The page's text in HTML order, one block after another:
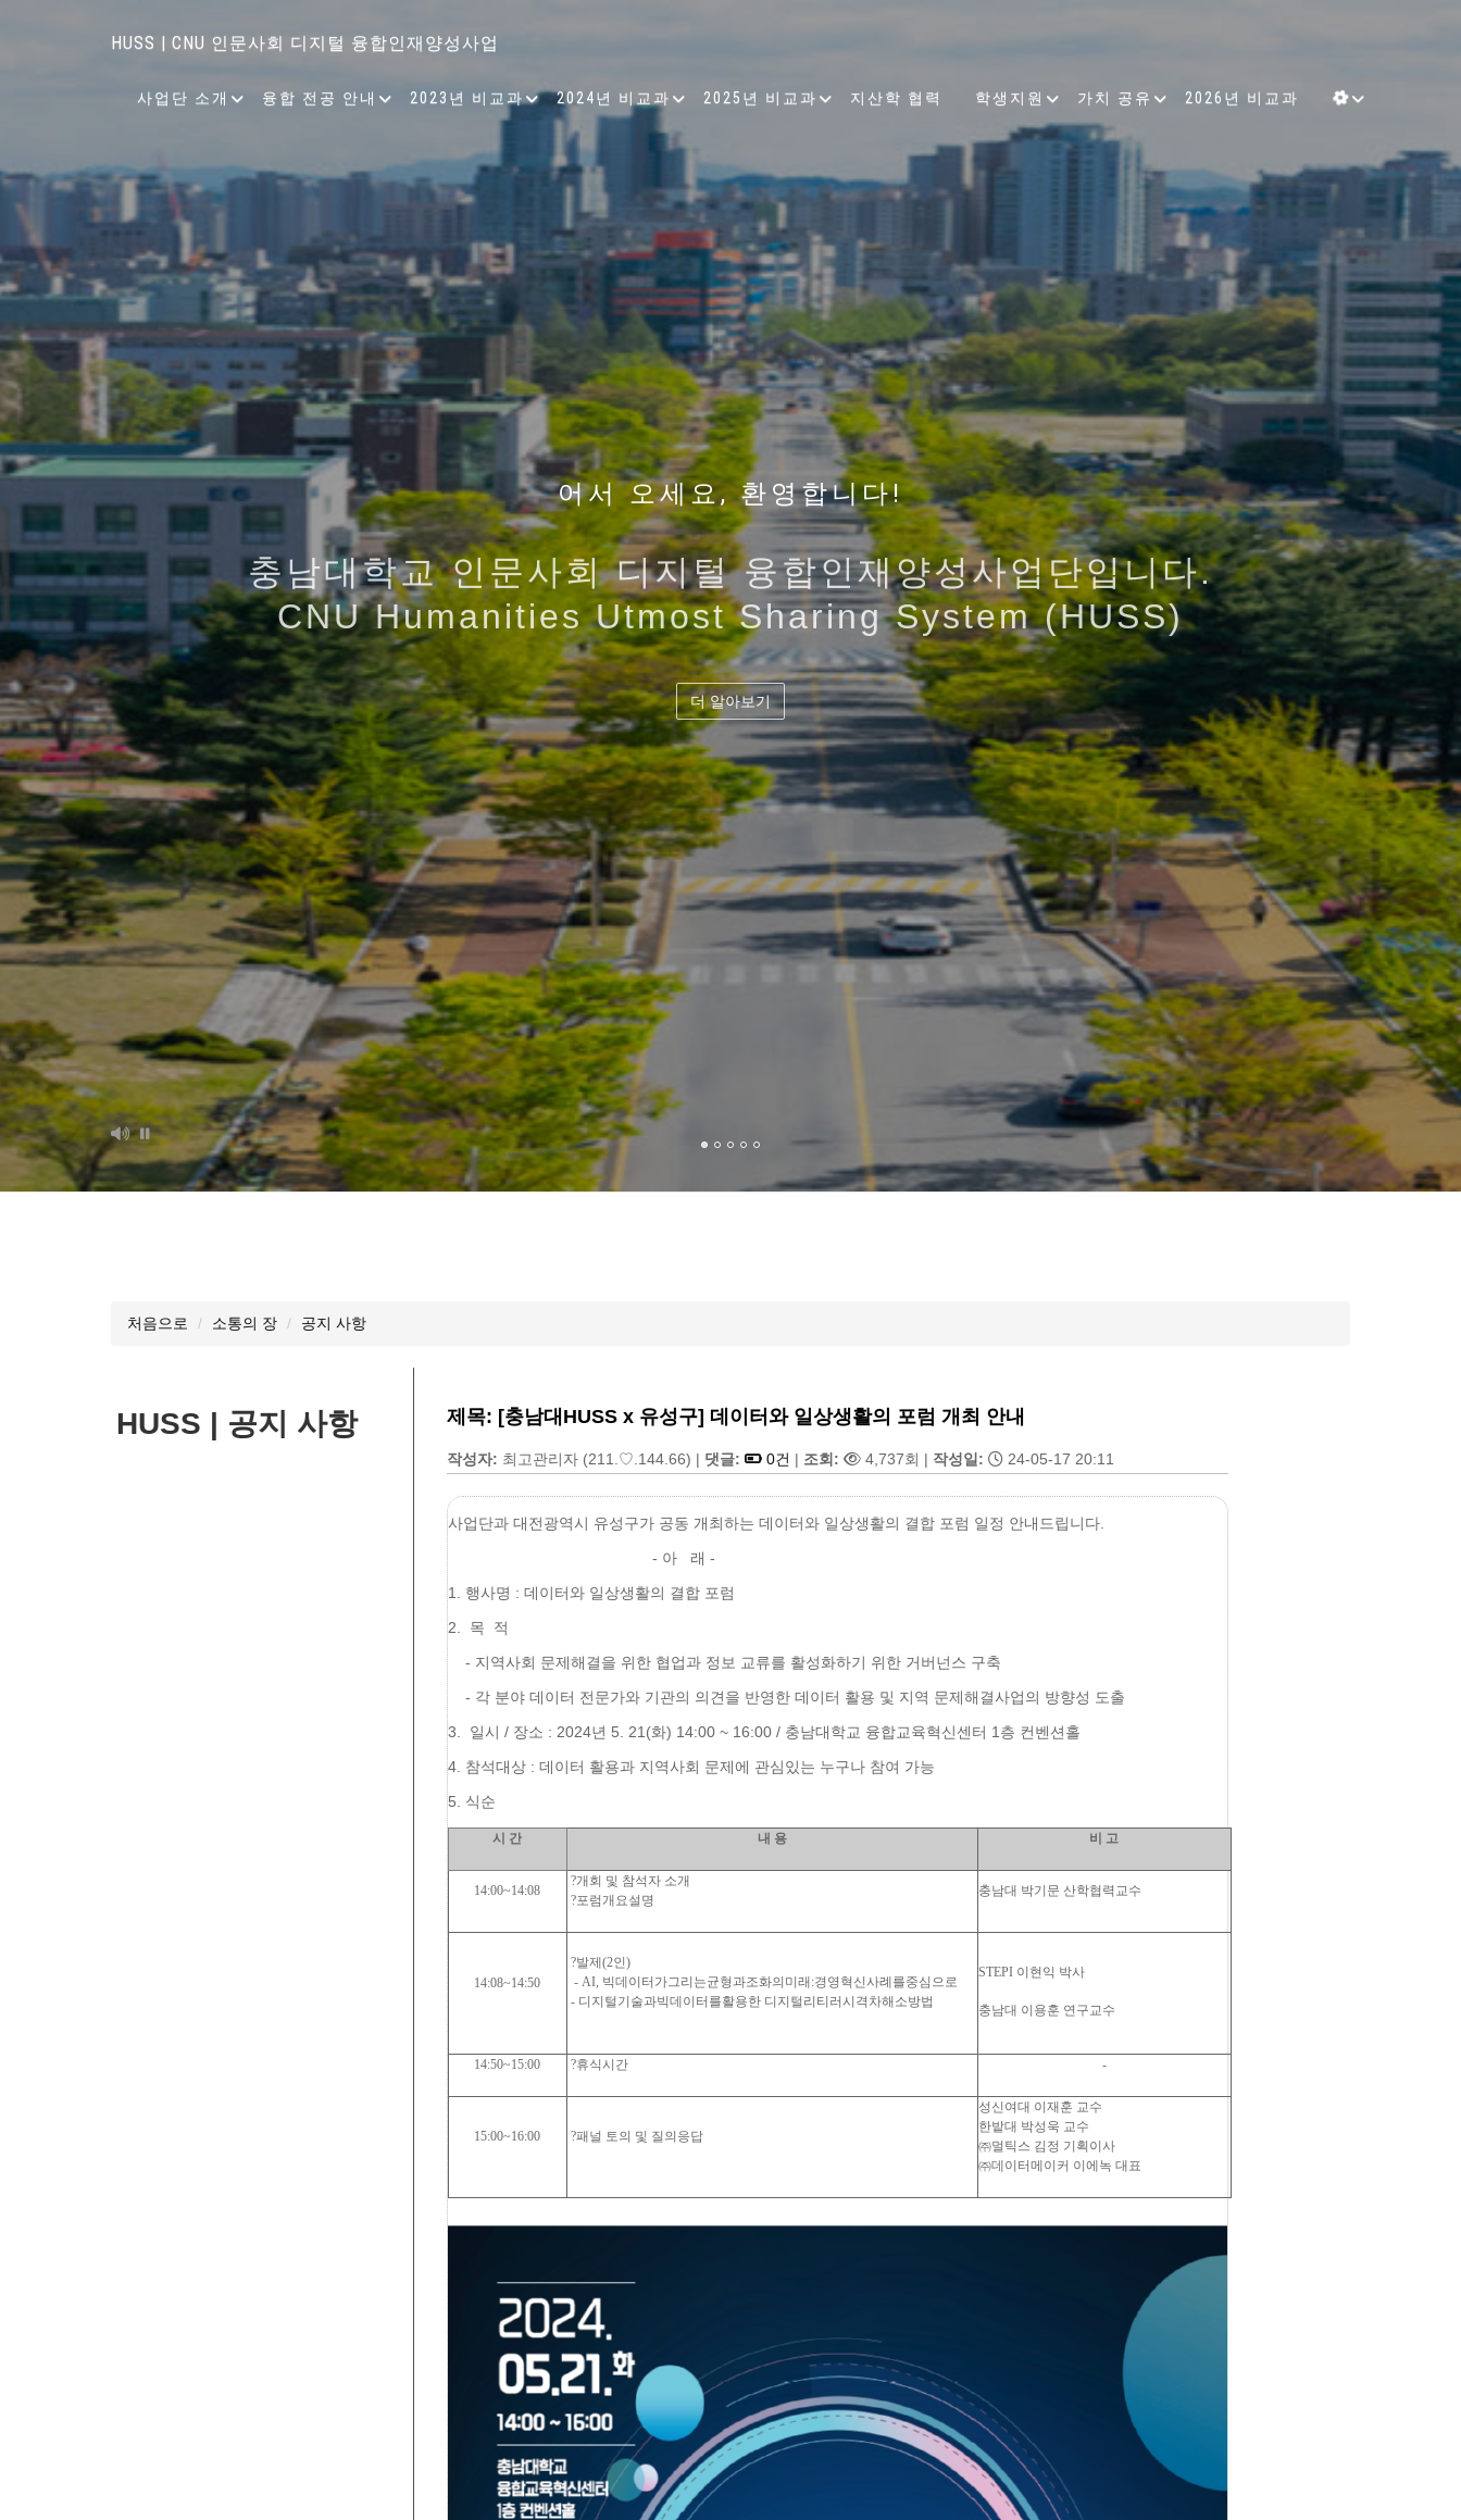
HUSS | CNU 인문사회 디지털 융합인재양성사업
사업단 소개 융합 전공 안내 2023년 비교과 2024년 비교과 2025년 비교과 지산학 협력 학생지원 가치 공유 2026년 비교과
처음으로 소통의 장 공지 사항
HUSS | 공지 사항 제목: [충남대HUSS x 유성구] 데이터와 일상생활의 포럼 개최 안내
작성자: 최고관리자(211.♡.144.66) | 댓글: 0건 | 조회: 4,737회 | 작성일: 24-05-17 20:11
사업단과 대전광역시 유성구가 공동 개최하는 데이터와 일상생활의 결합 포럼 일정 안내드립니다.
- 아 래 -
1. 행사명 : 데이터와 일상생활의 결합 포럼
2. 목 적
- 지역사회 문제해결을 위한 협업과 정보 교류를 활성화하기 위한 거버넌스 구축
- 각 분야 데이터 전문가와 기관의 의견을 반영한 데이터 활용 및 지역 문제해결사업의 방향성 도출
3. 일시 / 장소 : 2024년 5. 21(화) 14:00 ~ 16:00 / 충남대학교 융합교육혁신센터 1층 컨벤션홀
4. 참석대상 : 데이터 활용과 지역사회 문제에 관심있는 누구나 참여 가능
5. 식순
시 간 내 용 비 고
14:00~14:08
?개회 및 참석자 소개
?포럼개요설명
충남대 박기문 산학협력교수
14:08~14:50
?발제 (2인)
- AI, 빅데이터가그리는균형과조화의미래 :경영혁신사례를중심으로
- 디지털기술과빅데이터를활용한 디지털리티러시격차해소방법
STEPI 이현익 박사
충남대 이용훈 연구교수
14:50~15:00 ?휴식시간 -
15:00~16:00 ?패널 토의 및 질의응답
성신여대 이재훈 교수
한밭대 박성욱 교수
㈜멀틱스 김정 기획이사
㈜데이터메이커 이에녹 대표